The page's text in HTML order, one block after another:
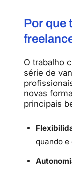
Por que
O trabalho
série de
novas
principais
quando e